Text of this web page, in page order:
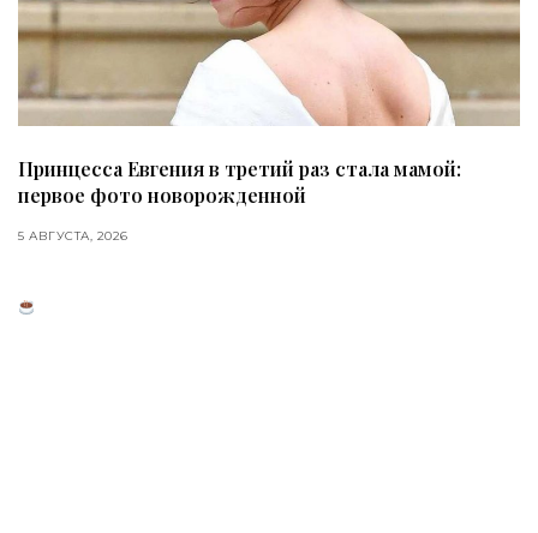
Принцесса Евгения в третий раз стала мамой:
первое фото новорожденной
5 АВГУСТА, 2026